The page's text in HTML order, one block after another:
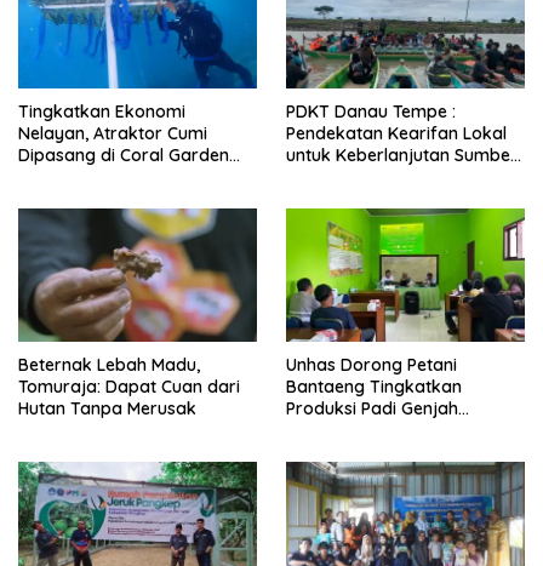
Tingkatkan Ekonomi
Nelayan, Atraktor Cumi
Dipasang di Coral Garden
PDKT Danau Tempe :
Pendekatan Kearifan Lokal
untuk Keberlanjutan Sumber
Beternak Lebah Madu,
Tomuraja: Dapat Cuan dari
Hutan Tanpa Merusak
Unhas Dorong Petani
Bantaeng Tingkatkan
Produksi Padi Genjah